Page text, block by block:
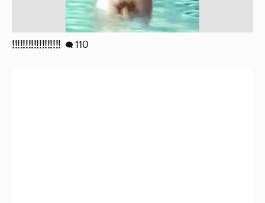
!!!!!!!!!!!!!!!!!! 110